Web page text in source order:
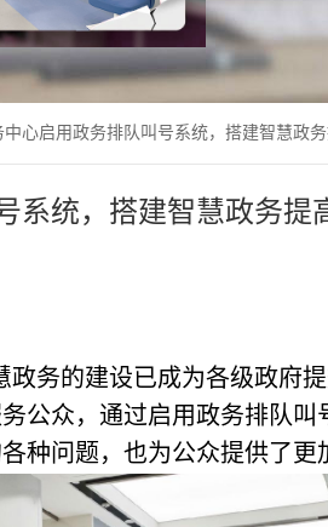
心启用政务排队叫号系统，搭建智慧政务
统，搭建智慧政务提
务的建设已成为各级政府
公众，通过启用政务排队叫
种问题，也为公众提供了更